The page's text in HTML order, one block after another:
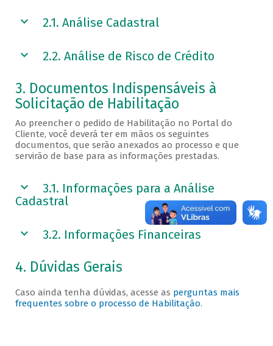
2.1. Análise Cadastral
2.2. Análise de Risco de Crédito
3. Documentos Indispensáveis à
Solicitação de Habilitação
Ao preencher o pedido de Habilitação no Portal do
Cliente, você deverá ter em mãos os seguintes
documentos, que serão anexados ao processo e que
servirão de base para as informações prestadas.
3.1. Informações para a Análise
Cadastral
3.2. Informações Financeiras
4. Dúvidas Gerais
Caso ainda tenha dúvidas, acesse as perguntas mais
frequentes sobre o processo de Habilitação.